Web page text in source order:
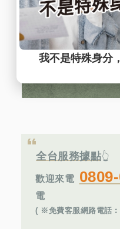
全台服務據點👆
歡迎來電
電
( ※免費客服網路電話